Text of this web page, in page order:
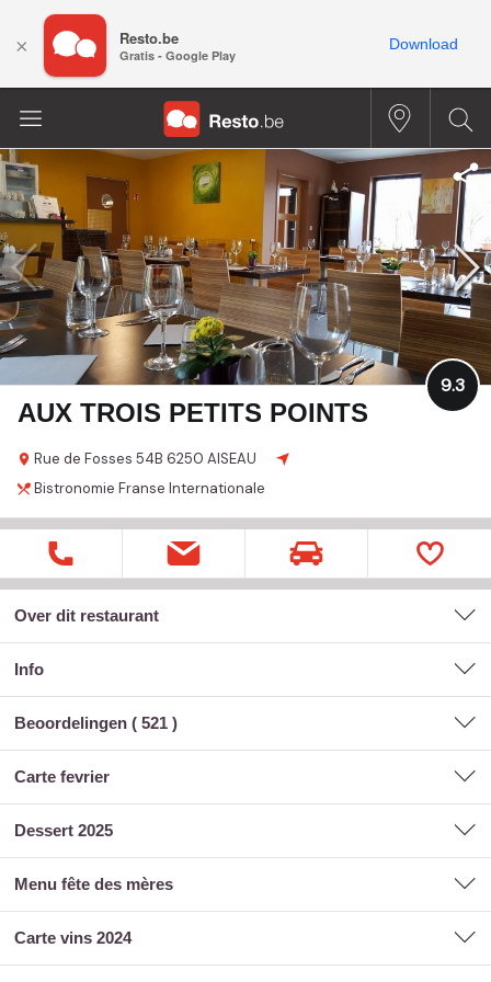
AUX TROIS PETITS POINTS
Rue de Fosses 54B 6250 AISEAU
9.3
Bistronomie Franse Internationale
Over dit restaurant
Info
Beoordelingen ( 521 )
carte fevrier
dessert 2025
menu fête des mères
carte vins 2024
× Resto.be
Gratis - Google Play
Download